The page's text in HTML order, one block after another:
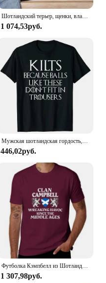
Шотландский терьер, щенки, владелец, влюбленная футболка унисекс
1 074,53руб.
Мужская шотландская гордость, Шотландия, килт, подарок, отец, папа, футболка, Европейский хлопок, мужские топы, рубашка, Классическая новейшая рубашка, футболка для фитнеса
446,02руб.
Футболка Кэмпбелл из Шотландской семьи с названием Шотландии, Льва, быстросохнущие облегающие футболки для мужчин
1 307,98руб.